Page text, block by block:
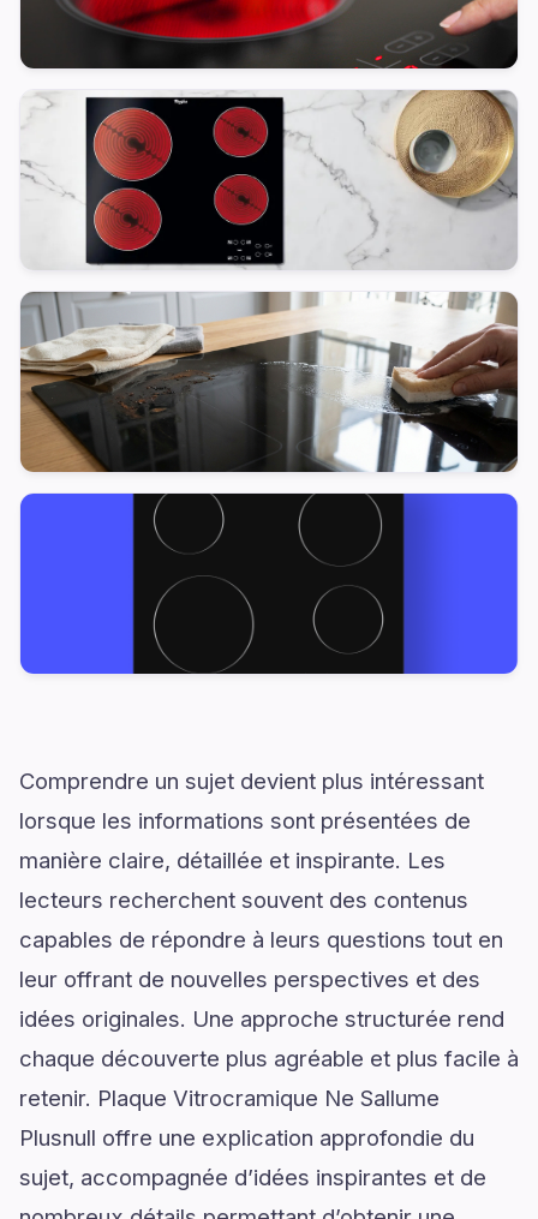
Comprendre un sujet devient plus intéressant
lorsque les informations sont présentées de
manière claire, détaillée et inspirante. Les
lecteurs recherchent souvent des contenus
capables de répondre à leurs questions tout en
leur offrant de nouvelles perspectives et des
idées originales. Une approche structurée rend
chaque découverte plus agréable et plus facile à
retenir. Plaque Vitrocramique Ne Sallume
Plusnull offre une explication approfondie du
sujet, accompagnée d’idées inspirantes et de